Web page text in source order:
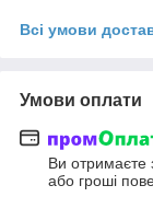
Всі умови
Умови оплати
Ви отримаєте
або гроші